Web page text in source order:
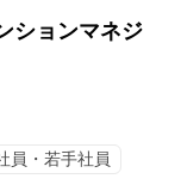
ションマネジ
員・若手社員